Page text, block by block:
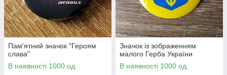
Пам'ятний значок "Героям
слава"
В наявності 1000 од.
Значок із зображенням
малого Герба України
В наявності 1000 од.